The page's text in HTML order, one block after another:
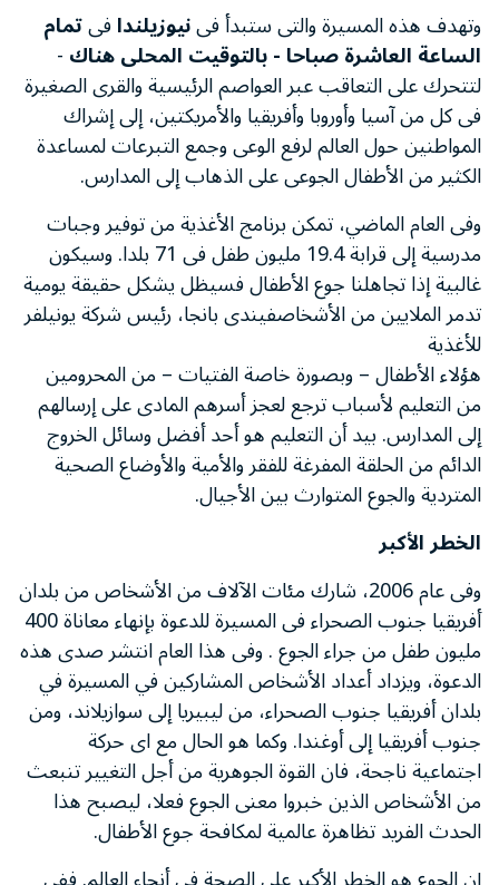
وتهدف هذه المسيرة والتى ستبدأ فىنيوزيلندافىتمام
الساعة العاشرة صباحا - بالتوقيت المحلى هناك-
لتتحرك على التعاقب عبر العواصم الرئيسية والقرى الصغيرة
فى كل من آسيا وأوروبا وأفريقيا والأمريكتين، إلى إشراك
المواطنين حول العالم لرفع الوعى وجمع التبرعات لمساعدة
الكثير من الأطفال الجوعى على الذهاب إلى المدارس.
وفى العام الماضي، تمكن برنامج الأغذية من توفير وجبات
مدرسية إلى قرابة 19.4 مليون طفل فى 71 بلدا. وسيكون
غالبية إذا تجاهلنا جوع الأطفال فسيظل يشكل حقيقة يومية
تدمر الملايين من الأشخاصفيندى بانجا، رئيس شركة يونيلفر
للأغذية
هؤلاء الأطفال – وبصورة خاصة الفتيات – من المحرومين
من التعليم لأسباب ترجع لعجز أسرهم المادى على إرسالهم
إلى المدارس. بيد أن التعليم هو أحد أفضل وسائل الخروج
الدائم من الحلقة المفرغة للفقر والأمية والأوضاع الصحية
المتردية والجوع المتوارث بين الأجيال.
الخطر الأكبر
وفى عام 2006، شارك مئات الآلاف من الأشخاص من بلدان
أفريقيا جنوب الصحراء فى المسيرة للدعوة بإنهاء معاناة 400
مليون طفل من جراء الجوع . وفى هذا العام انتشر صدى هذه
الدعوة، ويزداد أعداد الأشخاص المشاركين في المسيرة في
بلدان أفريقيا جنوب الصحراء، من ليبيريا إلى سوازيلاند، ومن
جنوب أفريقيا إلى أوغندا. وكما هو الحال مع اى حركة
اجتماعية ناجحة، فان القوة الجوهرية من أجل التغيير تنبعث
من الأشخاص الذين خبروا معنى الجوع فعلا، ليصبح هذا
الحدث الفريد تظاهرة عالمية لمكافحة جوع الأطفال.